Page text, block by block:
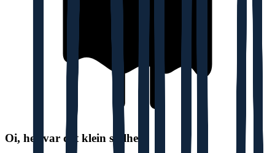
Oi, her var det klein stillhet!